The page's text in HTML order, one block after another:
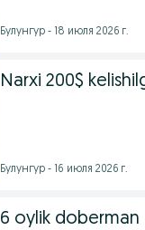
Булунгур - 18 июля 2026 г.
Narxi 200$
Булунгур - 16 июля 2026 г.
6 oylik doberman